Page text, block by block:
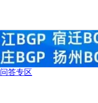
问答专区